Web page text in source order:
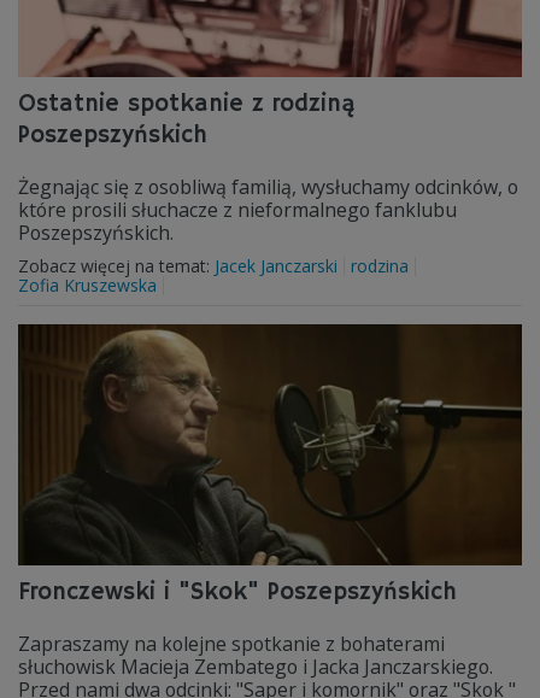
Ostatnie spotkanie z rodziną
Poszepszyńskich
Żegnając się z osobliwą familią, wysłuchamy odcinków, o
które prosili słuchacze z nieformalnego fanklubu
Poszepszyńskich.
Zobacz więcej na temat: Jacek Janczarski
rodzina
Zofia Kruszewska
Fronczewski i "Skok" Poszepszyńskich
Zapraszamy na kolejne spotkanie z bohaterami
słuchowisk Macieja Zembatego i Jacka Janczarskiego.
Przed nami dwa odcinki: "Saper i komornik" oraz "Skok "